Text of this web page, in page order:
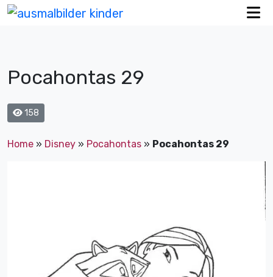
Pocahontas 29
158
Home » Disney » Pocahontas » Pocahontas 29